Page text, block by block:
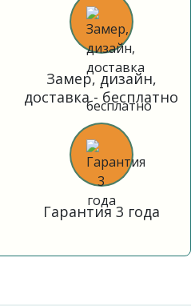
Замер, дизайн,
доставка - бесплатно
Гарантия 3 года